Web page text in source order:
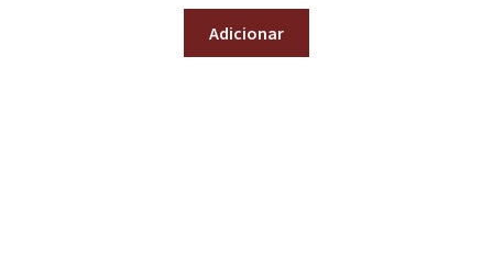
Adicionar